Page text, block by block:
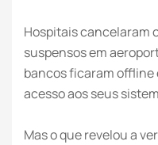
Hospitais cancelaram
suspensos em
bancos ficaram offline
acesso aos seus
Mas o que revelou a